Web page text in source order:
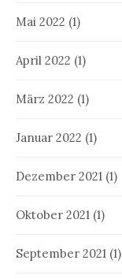
Mai 2022 (1)
April 2022 (1)
März 2022 (1)
Januar 2022 (1)
Dezember 2021 (1)
Oktober 2021 (1)
September 2021 (1)